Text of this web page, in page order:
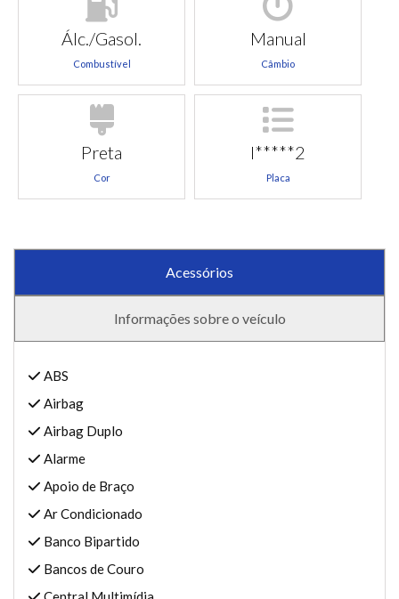
Álc./Gasol.
Combustível
Manual
Câmbio
Preta
Cor
I*****2
Placa
Acessórios
Informações sobre o veículo
ABS
Airbag
Airbag Duplo
Alarme
Apoio de Braço
Ar Condicionado
Banco Bipartido
Bancos de Couro